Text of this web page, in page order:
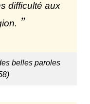
difficulté aux
belles paroles